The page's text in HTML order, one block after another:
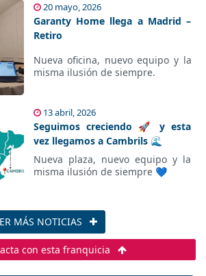
20 mayo, 2026
Garanty Home llega a Madrid –
Retiro
Nueva oficina, nuevo equipo y la
misma ilusión de siempre.
13 abril, 2026
Seguimos creciendo 🚀 y esta
vez llegamos a Cambrils 🌊
Nueva plaza, nuevo equipo y la
misma ilusión de siempre 💙
MÁS NOTICIAS
con esta franquicia